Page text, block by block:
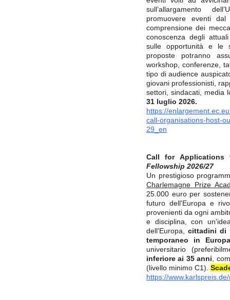
sull’allargamento
promuovere eventi
comprensione dei
conoscenza degli
sulle opportunità e le
proposte potranno
workshop, conferenze,
tipo di audience
giovani professionisti,
settori, sindacati, media
31 luglio 2026.
https://
call-organisations-host-
29_en
Call for Applications
Fellowship 2026/27
Un prestigioso
Charlemagne Prize
25.000 euro per
futuro dell'Europa e
provenienti da ogni
e disciplina, con
dell'Europa, cittadini di
temporaneo in Europa
universitario
inferiore ai 35 anni ,
(livello minimo C1).
https://